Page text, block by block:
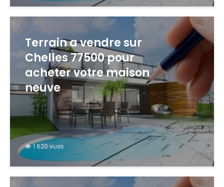
Terrain a vendre sur
Chelles 77500 pour
acheter votre maison
neuve
1 620 vues